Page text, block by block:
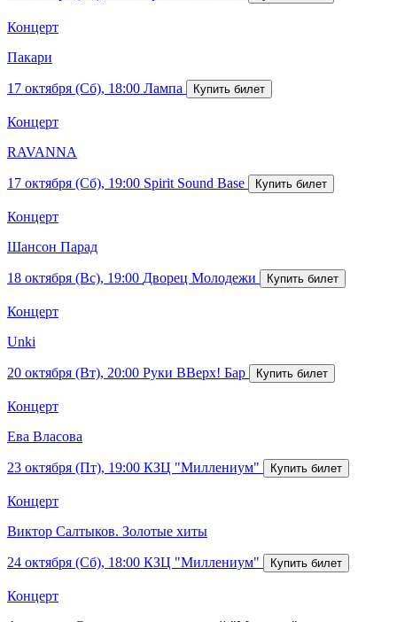
Концерт
Пакари
17 октября (Сб), 18:00 Лампа
Концерт
RAVANNA
17 октября (Сб), 19:00 Spirit Sound Base
Концерт
Шансон Парад
18 октября (Вс), 19:00 Дворец Молодежи
Концерт
Unki
20 октября (Вт), 20:00 Руки ВВерх! Бар
Концерт
Ева Власова
23 октября (Пт), 19:00 КЗЦ "Миллениум"
Концерт
Виктор Салтыков. Золотые хиты
24 октября (Сб), 18:00 КЗЦ "Миллениум"
Концерт